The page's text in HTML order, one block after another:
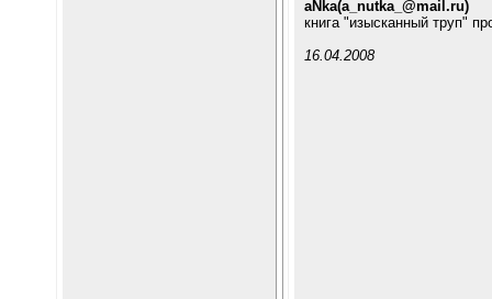
aNka(a_nutka_@mail.ru)
книга "изысканный труп"
16.04.2008